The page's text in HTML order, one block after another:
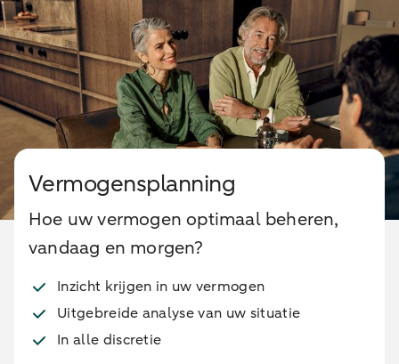
Vermogensplanning
Hoe uw vermogen optimaal beheren,
vandaag en morgen?
Inzicht krijgen in uw vermogen
Uitgebreide analyse van uw situatie
In alle discretie